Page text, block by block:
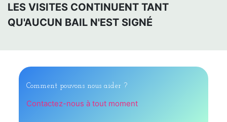
LES VISITES CONTINUENT TANT
QU'AUCUN BAIL N'EST SIGNÉ
Comment pouvons nous aider ?
Contactez-nous à tout moment